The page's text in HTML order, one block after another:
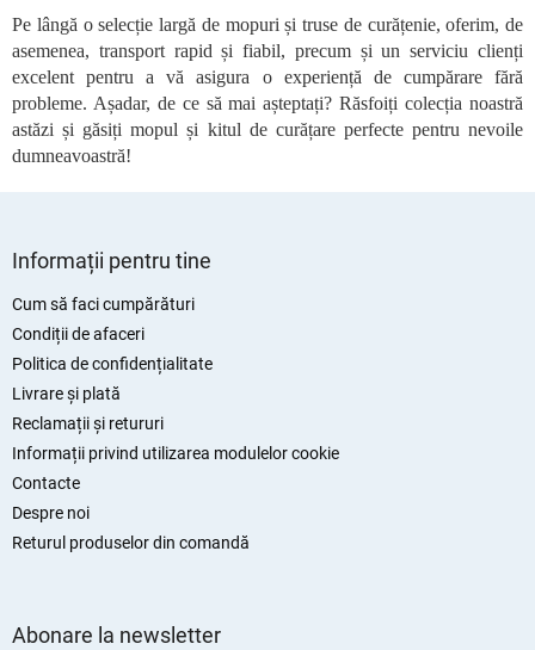
s
t
ă
r
i
Pe lângă o selecție largă de mopuri și truse de curățenie, oferim, de
asemenea, transport rapid și fiabil, precum și un serviciu clienți
excelent pentru a vă asigura o experiență de cumpărare fără
probleme. Așadar, de ce să mai așteptați? Răsfoiți colecția noastră
astăzi și găsiți mopul și kitul de curățare perfecte pentru nevoile
dumneavoastră!
Informații pentru tine
Cum să faci cumpărături
Condiții de afaceri
Politica de confidențialitate
Livrare și plată
Reclamații și retururi
Informații privind utilizarea modulelor cookie
Contacte
Despre noi
Returul produselor din comandă
Abonare la newsletter